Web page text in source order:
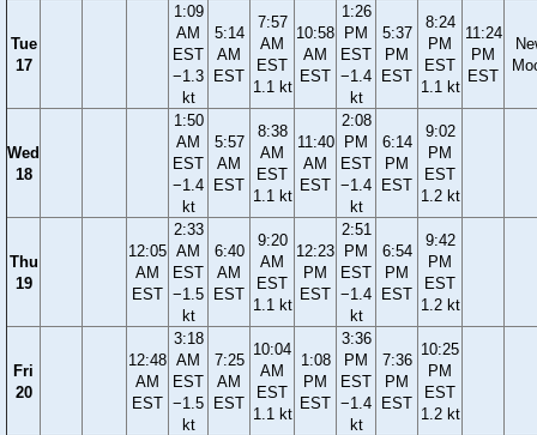
Tue
17
1:09
AM
EST
−1.3
kt
5:14
AM
EST
7:57
AM
EST
1.1 kt
10:58
AM
EST
1:26
PM
EST
−1.4
kt
5:37
PM
EST
8:24
PM
EST
1.1 kt
11:24
PM
EST
Wed
18
1:50
AM
EST
−1.4
kt
5:57
AM
EST
8:38
AM
EST
1.1 kt
11:40
AM
EST
2:08
PM
EST
−1.4
kt
6:14
PM
EST
9:02
PM
EST
1.2 kt
Thu
19
12:05
AM
EST
2:33
AM
EST
−1.5
kt
6:40
AM
EST
9:20
AM
EST
1.1 kt
12:23
PM
EST
2:51
PM
EST
−1.4
kt
6:54
PM
EST
9:42
PM
EST
1.2 kt
Fri
20
12:48
AM
EST
3:18
AM
EST
−1.5
kt
7:25
AM
EST
10:04
AM
EST
1.1 kt
1:08
PM
EST
3:36
PM
EST
−1.4
kt
7:36
PM
EST
10:25
PM
EST
1.2 kt